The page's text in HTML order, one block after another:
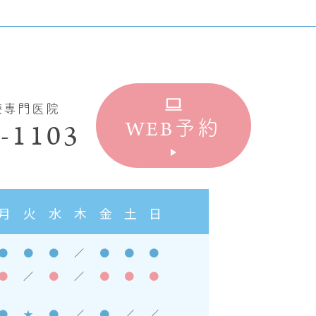
門医院
WEB 予約
火 水 木 金 土 日
● ● ／ ● ●
●
／ ● ／ ● ● ●